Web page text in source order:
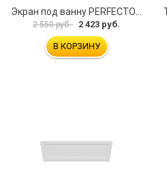
Экран под ванну PERFECTO LINEA 36-000157
2 550 руб. 2 423 руб.
В КОРЗИНУ